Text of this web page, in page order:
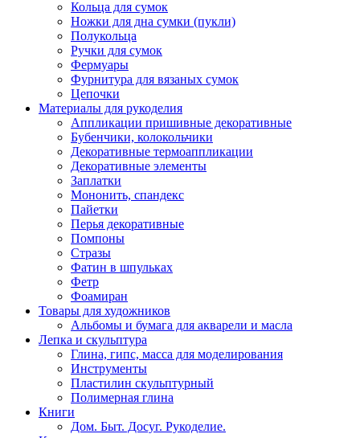
Кольца для сумок
Ножки для дна сумки (пукли)
Полукольца
Ручки для сумок
Фермуары
Фурнитура для вязаных сумок
Цепочки
Материалы для рукоделия
Аппликации пришивные декоративные
Бубенчики, колокольчики
Декоративные термоаппликации
Декоративные элементы
Заплатки
Мононить, спандекс
Пайетки
Перья декоративные
Помпоны
Стразы
Фатин в шпульках
Фетр
Фоамиран
Товары для художников
Альбомы и бумага для акварели и масла
Лепка и скульптура
Глина, гипс, масса для моделирования
Инструменты
Пластилин скульптурный
Полимерная глина
Книги
Дом. Быт. Досуг. Рукоделие.